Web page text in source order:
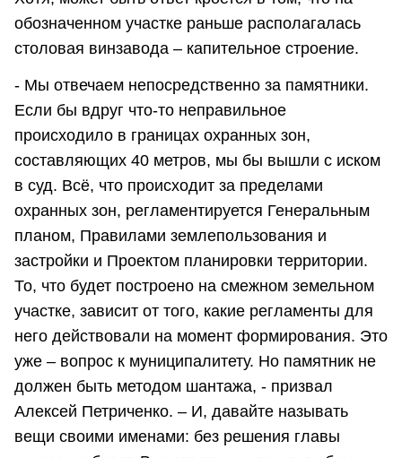
обозначенном участке раньше располагалась
столовая винзавода – капительное строение.
- Мы отвечаем непосредственно за памятники.
Если бы вдруг что-то неправильное
происходило в границах охранных зон,
составляющих 40 метров, мы бы вышли с иском
в суд. Всё, что происходит за пределами
охранных зон, регламентируется Генеральным
планом, Правилами землепользования и
застройки и Проектом планировки территории.
То, что будет построено на смежном земельном
участке, зависит от того, какие регламенты для
него действовали на момент формирования. Это
уже – вопрос к муниципалитету. Но памятник не
должен быть методом шантажа, - призвал
Алексей Петриченко. – И, давайте называть
вещи своими именами: без решения главы